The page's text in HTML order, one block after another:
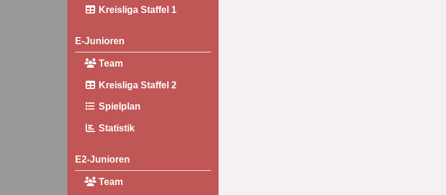
Kreisliga Staffel 1
E-Junioren
Team
Kreisliga Staffel 2
Spielplan
Statistik
E2-Junioren
Team